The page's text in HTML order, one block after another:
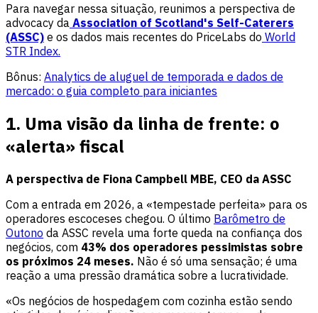
Para navegar nessa situação, reunimos a perspectiva de
advocacy da Association of Scotland's Self-Caterers
(ASSC) e os dados mais recentes do PriceLabs do World
STR Index.
Bônus: Analytics de aluguel de temporada e dados de
mercado: o guia completo para iniciantes
1. Uma visão da linha de frente: o
«alerta» fiscal
A perspectiva de Fiona Campbell MBE, CEO da ASSC
Com a entrada em 2026, a «tempestade perfeita» para os
operadores escoceses chegou. O último Barômetro de
Outono da ASSC revela uma forte queda na confiança dos
negócios, com 43% dos operadores pessimistas sobre
os próximos 24 meses. Não é só uma sensação; é uma
reação a uma pressão dramática sobre a lucratividade.
«Os negócios de hospedagem com cozinha estão sendo